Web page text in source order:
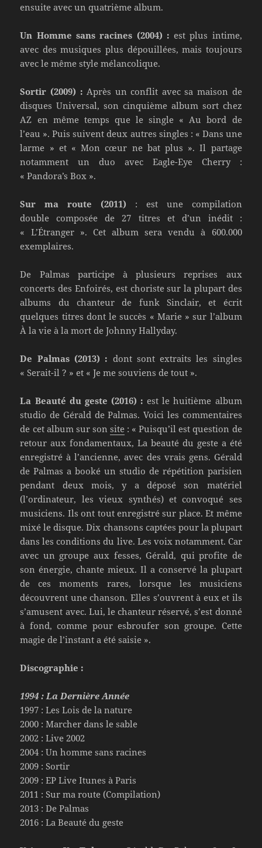
ensuite avec un quatrième album.
Un Homme sans racines (2004) : est plus intime,
avec des musiques plus dépouillées, mais toujours
avec le même style mélancolique.
Sortir (2009) : Après un conflit avec sa maison de
disques Universal, son cinquième album sort chez
AZ en même temps que le single « Au bord de
l’eau ». Puis suivent deux autres singles : « Dans une
larme » et « Mon cœur ne bat plus ». Il partage
notamment un duo avec Eagle-Eye Cherry :
« Pandora’s Box ».
Sur ma route (2011) : est une compilation
double composée de 27 titres et d’un inédit :
« L’Étranger ». Cet album sera vendu à 600.000
exemplaires.
De Palmas participe à plusieurs reprises aux
concerts des Enfoirés, est choriste sur la plupart des
albums du chanteur de funk Sinclair, et écrit
quelques titres dont le succès « Marie » sur l’album
À la vie à la mort de Johnny Hallyday.
De Palmas (2013) : dont sont extraits les singles
« Serait-il ? » et « Je me souviens de tout ».
La Beauté du geste (2016) : est le huitième album
studio de Gérald de Palmas. Voici les commentaires
de cet album sur son site: « Puisqu’il est question de
retour aux fondamentaux, La beauté du geste a été
enregistré à l’ancienne, avec des vrais gens. Gérald
de Palmas a booké un studio de répétition parisien
pendant deux mois, y a déposé son matériel
(l’ordinateur, les vieux synthés) et convoqué ses
musiciens. Ils ont tout enregistré sur place. Et même
mixé le disque. Dix chansons captées pour la plupart
dans les conditions du live. Les voix notamment. Car
avec un groupe aux fesses, Gérald, qui profite de
son énergie, chante mieux. Il a conservé la plupart
de ces moments rares, lorsque les musiciens
découvrent une chanson. Elles s’ouvrent à eux et ils
s’amusent avec. Lui, le chanteur réservé, s’est donné
à fond, comme pour esbroufer son groupe. Cette
magie de l’instant a été saisie ».
Discographie :
1994 : La Dernière Année
1997 : Les Lois de la nature
2000 : Marcher dans le sable
2002 : Live 2002
2004 : Un homme sans racines
2009 : Sortir
2009 : EP Live Itunes à Paris
2011 : Sur ma route (Compilation)
2013 : De Palmas
2016 : La Beauté du geste